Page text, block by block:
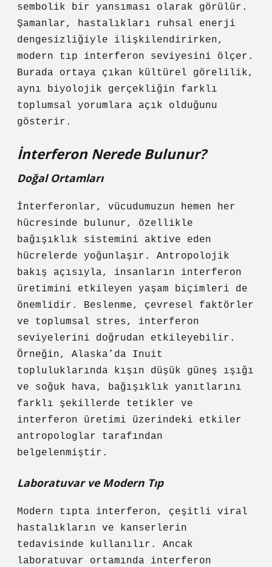
sembolik bir yansıması olarak görülür.
Şamanlar, hastalıkları ruhsal enerji
dengesizliğiyle ilişkilendirirken,
modern tıp interferon seviyesini ölçer.
Burada ortaya çıkan kültürel görelilik,
aynı biyolojik gerçekliğin farklı
toplumsal yorumlara açık olduğunu
gösterir.
İnterferon Nerede Bulunur?
Doğal Ortamları
İnterferonlar, vücudumuzun hemen her
hücresinde bulunur, özellikle
bağışıklık sistemini aktive eden
hücrelerde yoğunlaşır. Antropolojik
bakış açısıyla, insanların interferon
üretimini etkileyen yaşam biçimleri de
önemlidir. Beslenme, çevresel faktörler
ve toplumsal stres, interferon
seviyelerini doğrudan etkileyebilir.
Örneğin, Alaska’da Inuit
topluluklarında kışın düşük güneş ışığı
ve soğuk hava, bağışıklık yanıtlarını
farklı şekillerde tetikler ve
interferon üretimi üzerindeki etkiler
antropologlar tarafından
belgelenmiştir.
Laboratuvar ve Modern Tıp
Modern tıpta interferon, çeşitli viral
hastalıkların ve kanserlerin
tedavisinde kullanılır. Ancak
laboratuvar ortamında interferon